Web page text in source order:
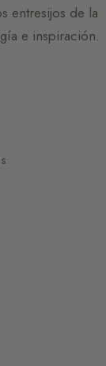
entresijos de la
e inspiración.